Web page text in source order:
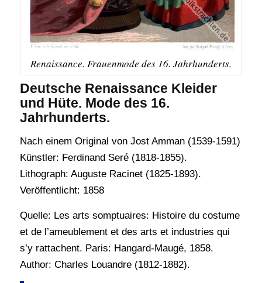
Renaissance. Frauenmode des 16. Jahrhunderts.
Deutsche Renaissance Kleider
und Hüte. Mode des 16.
Jahrhunderts.
Nach einem Original von Jost Amman (1539-1591)
Künstler: Ferdinand Seré (1818-1855).
Lithograph: Auguste Racinet (1825-1893).
Veröffentlicht: 1858
Quelle: Les arts somptuaires: Histoire du costume
et de l’ameublement et des arts et industries qui
s’y rattachent. Paris: Hangard-Maugé, 1858.
Author: Charles Louandre (1812-1882).